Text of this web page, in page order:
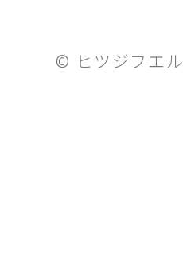
© ヒツジフエ